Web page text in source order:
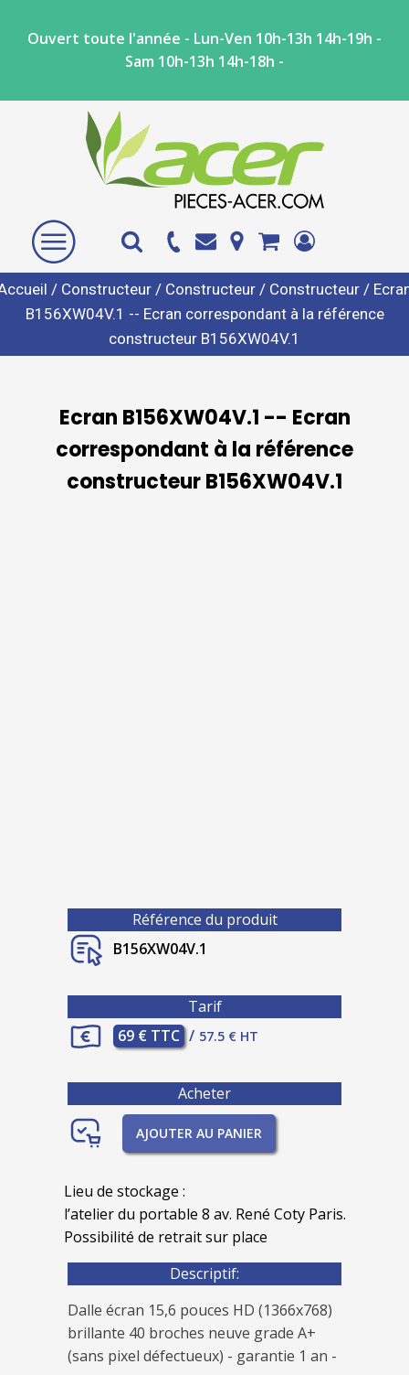
Ouvert toute l'année - Lun-Ven 10h-13h 14h-19h -
Sam 10h-13h 14h-18h -
/ Constructeur / Constructeur / Constructeur /
B156XW04V.1 -- Ecran correspondant à la référence
constructeur B156XW04V.1
Ecran B156XW04V.1 -- Ecran
correspondant à la référence
constructeur B156XW04V.1
Référence du produit
B156XW04V.1
Tarif
69 € TTC / 57.5 € HT
Acheter
AJOUTER AU PANIER
Lieu de stockage :
l’atelier du portable 8 av. René Coty Paris.
Possibilité de retrait sur place
Descriptif:
Dalle écran 15,6 pouces HD (1366x768)
brillante 40 broches neuve grade A+
(sans pixel défectueux) - garantie 1 an -